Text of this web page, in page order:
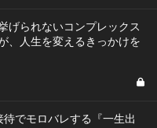
げられないコンプレックス
、人生を変えるきっかけを
でモロバレする『一生出